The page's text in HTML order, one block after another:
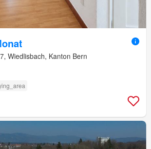
Wiedlisbach, Kanton Bern